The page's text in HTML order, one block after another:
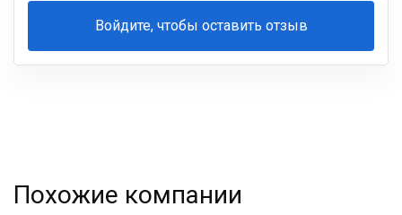
Войдите, чтобы оставить отзыв
Ваша
Похожие компании